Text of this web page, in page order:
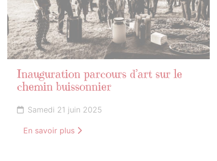
Inauguration parcours d’art sur le
chemin buissonnier
Samedi 21 juin 2025
En savoir plus